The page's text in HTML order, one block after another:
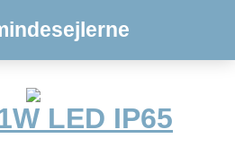
LED IP65